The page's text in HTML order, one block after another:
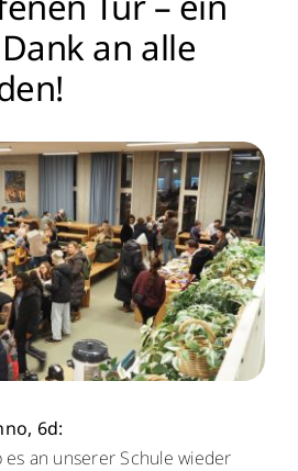
an alle
6d:
es an unserer Schule wieder